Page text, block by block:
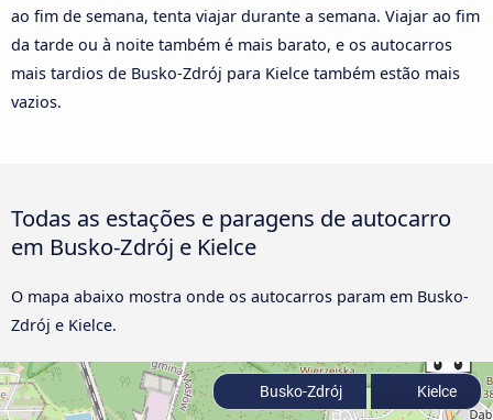
ao fim de semana, tenta viajar durante a semana. Viajar ao fim
da tarde ou à noite também é mais barato, e os autocarros
mais tardios de Busko-Zdrój para Kielce também estão mais
vazios.
Todas as estações e paragens de autocarro
em Busko-Zdrój e Kielce
O mapa abaixo mostra onde os autocarros param em Busko-
Zdrój e Kielce.
Busko-Zdrój Kielce